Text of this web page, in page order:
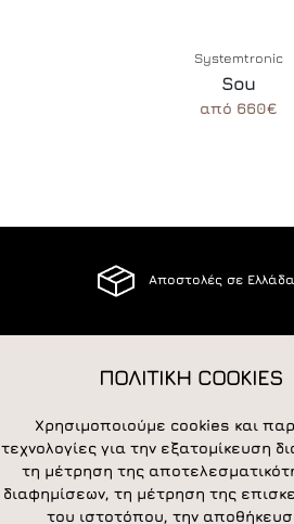
Systemtronic
Sou
από 660€
Αποστολές σε
NEWSLETTER
ΠΟΛΙΤΙΚΗ COOKIES
Χρησιμοποιούμε cookies και
τεχνολογίες για την εξατομίκευση
τη μέτρηση της
διαφημίσεων, τη μέτρηση της
του ιστοτόπου, την